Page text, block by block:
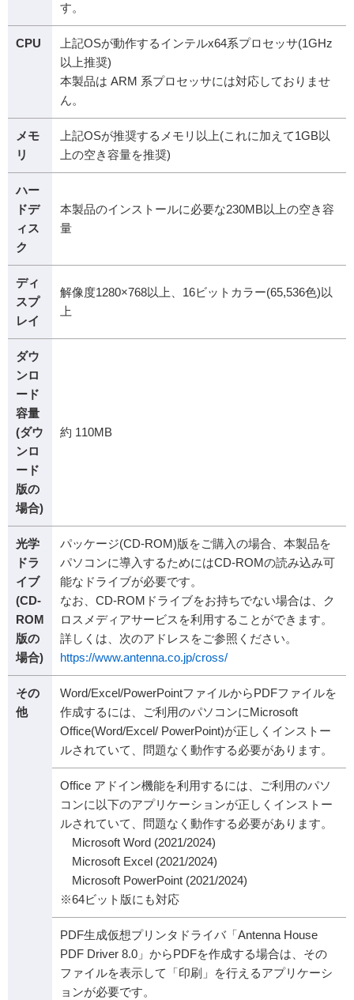
す。
CPU
上記OSが動作するインテルx64系プロセッサ(1GHz
以上推奨)
本製品は ARM 系プロセッサには対応しておりませ
ん。
メモ
リ
上記OSが推奨するメモリ以上(これに加えて1GB以
上の空き容量を推奨)
ハー
ドデ
ィス
ク
本製品のインストールに必要な230MB以上の空き容
量
ディ
スプ
レイ
解像度1280×768以上、16ビットカラー(65,536色)以
上
ダウ
ンロ
ード
容量
(ダウ
ンロ
ード
版の
場合)
約 110MB
光学
ドラ
イブ
(CD-
ROM
版の
場合)
パッケージ(CD-ROM)版をご購入の場合、本製品を
パソコンに導入するためにはCD-ROMの読み込み可
能なドライブが必要です。
なお、CD-ROMドライブをお持ちでない場合は、ク
ロスメディアサービスを利用することができます。
詳しくは、次のアドレスをご参照ください。
https://www.antenna.co.jp/cross/
その
他
Word/Excel/PowerPointファイルからPDFファイルを
作成するには、ご利用のパソコンにMicrosoft
Office(Word/Excel/ PowerPoint)が正しくインストー
ルされていて、問題なく動作する必要があります。
Office アドイン機能を利用するには、ご利用のパソ
コンに以下のアプリケーションが正しくインストー
ルされていて、問題なく動作する必要があります。
Microsoft Word (2021/2024)
Microsoft Excel (2021/2024)
Microsoft PowerPoint (2021/2024)
※64ビット版にも対応
PDF生成仮想プリンタドライバ「Antenna House
PDF Driver 8.0」からPDFを作成する場合は、その
ファイルを表示して「印刷」を行えるアプリケーシ
ョンが必要です。